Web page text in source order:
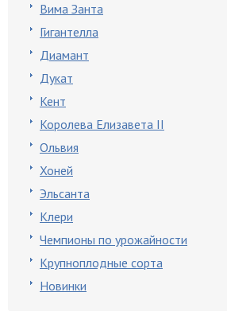
Вима Занта
Гигантелла
Диамант
Дукат
Кент
Королева Елизавета II
Ольвия
Хоней
Эльсанта
Клери
Чемпионы по урожайности
Крупноплодные сорта
Новинки